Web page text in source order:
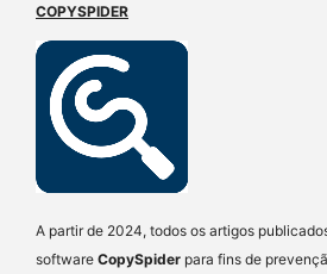
COPYSPIDER
A partir de 2024, todos os artigos
software CopySpider para fins de